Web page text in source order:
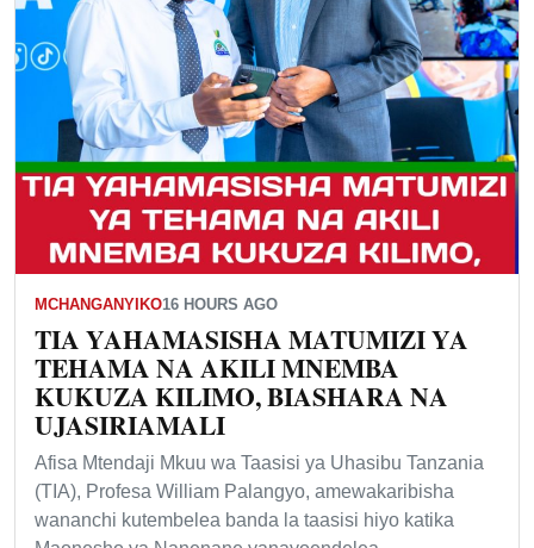
MCHANGANYIKO16 HOURS AGO
TIA YAHAMASISHA MATUMIZI YA
TEHAMA NA AKILI MNEMBA
KUKUZA KILIMO, BIASHARA NA
UJASIRIAMALI
Afisa Mtendaji Mkuu wa Taasisi ya Uhasibu Tanzania
(TIA), Profesa William Palangyo, amewakaribisha
wananchi kutembelea banda la taasisi hiyo katika